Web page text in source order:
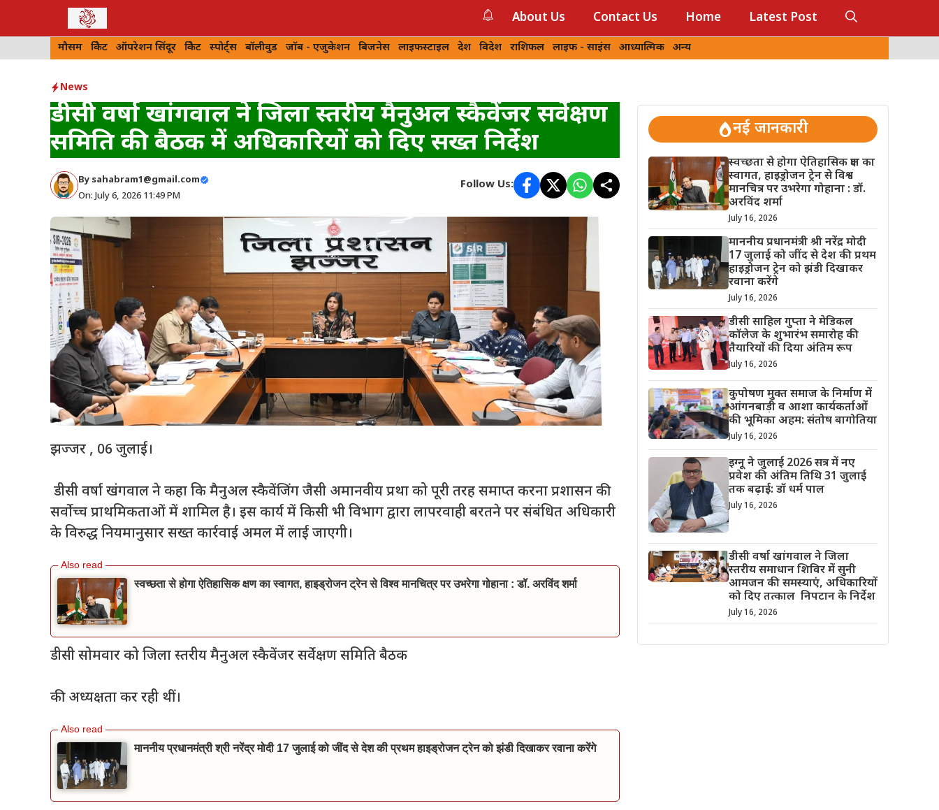
About Us Contact Us Home Latest Post
मौसम क्रिकेट ऑपरेशन सिंदूर क्रिकेट स्पोर्ट्स बॉलीवुड जॉब - एजुकेशन बिजनेस लाइफस्टाइल देश विदेश राशिफल लाइफ - साइंस आध्यात्मिक अन्य
News
डीसी वर्षा खांगवाल ने जिला स्तरीय मैनुअल स्कैवेंजर सर्वेक्षण
समिति की बैठक में अधिकारियों को दिए सख्त निर्देश
By sahabram1@gmail.com
On: July 6, 2026 11:49 PM
Follow Us:
झज्जर , 06 जुलाई।
डीसी वर्षा खंगवाल ने कहा कि मैनुअल स्कैवेंजिंग जैसी अमानवीय प्रथा को पूरी तरह समाप्त करना प्रशासन की
सर्वोच्च प्राथमिकताओं में शामिल है। इस कार्य में किसी भी विभाग द्वारा लापरवाही बरतने पर संबंधित अधिकारी
के विरुद्ध नियमानुसार सख्त कार्रवाई अमल में लाई जाएगी।
स्वच्छता से होगा ऐतिहासिक क्षण का स्वागत, हाइड्रोजन ट्रेन से विश्व मानचित्र पर उभरेगा गोहाना : डॉ. अरविंद शर्मा
डीसी सोमवार को जिला स्तरीय मैनुअल स्कैवेंजर सर्वेक्षण समिति बैठक
की अध्यक्षता कर रही थीं।
माननीय प्रधानमंत्री श्री नरेंद्र मोदी 17 जुलाई को जींद से देश की प्रथम हाइड्रोजन ट्रेन को झंडी दिखाकर रवाना करेंगे
नई जानकारी
स्वच्छता से होगा ऐतिहासिक क्षण का
स्वागत, हाइड्रोजन ट्रेन से विश्व
मानचित्र पर उभरेगा गोहाना : डॉ.
अरविंद शर्मा
July 16, 2026
माननीय प्रधानमंत्री श्री नरेंद्र मोदी
17 जुलाई को जींद से देश की प्रथम
हाइड्रोजन ट्रेन को झंडी दिखाकर
रवाना करेंगे
July 16, 2026
डीसी साहिल गुप्ता ने मेडिकल
कॉलेज के शुभारंभ समारोह की
तैयारियों की दिया अंतिम रूप
July 16, 2026
कुपोषण मुक्त समाज के निर्माण में
आंगनबाड़ी व आशा कार्यकर्ताओं
की भूमिका अहम: संतोष बागोतिया
July 16, 2026
इग्नू ने जुलाई 2026 सत्र में नए
प्रवेश की अंतिम तिथि 31 जुलाई
तक बढ़ाई: डॉ धर्म पाल
July 16, 2026
डीसी वर्षा खांगवाल ने जिला
स्तरीय समाधान शिविर में सुनी
आमजन की समस्याएं, अधिकारियों
को दिए तत्काल निपटान के निर्देश
July 16, 2026